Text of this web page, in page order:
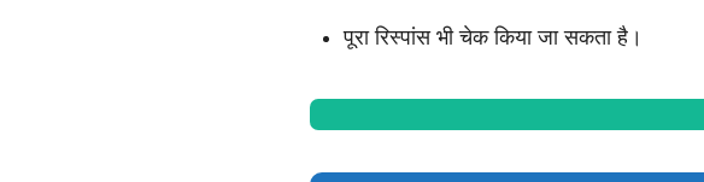
पूरा रिस्पांस भी चेक किया जा सकता है।